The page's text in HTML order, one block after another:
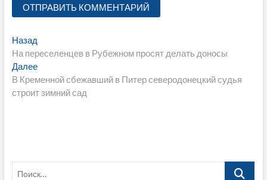
Навигация
по
записям
НазадПредыдущая
запись:
На переселенцев в Рубежном просят делать доносы
ДалееСледующая
запись:
В Кременной сбежавший в Питер северодонецкий судья
строит зимний сад
Поиск…